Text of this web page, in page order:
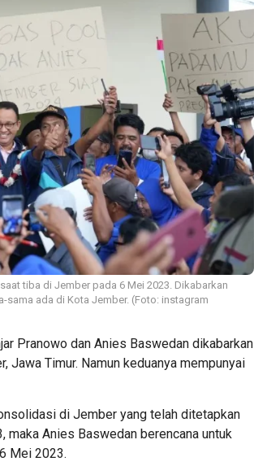
tiba di Jember pada 6 Mei 2023. Dikabarkan
sama ada di Kota Jember. (Foto: instagram
Pranowo dan Anies Baswedan dikabarkan
Jawa Timur. Namun keduanya mempunyai
di Jember yang telah ditetapkan
maka Anies Baswedan berencana untuk
Mei 2023.